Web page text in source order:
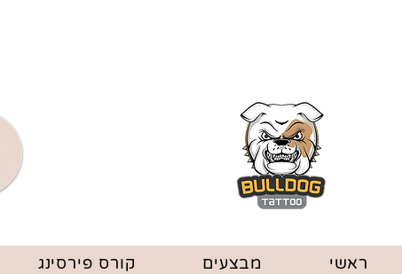
ראשי מבצעים קורס פירסינג